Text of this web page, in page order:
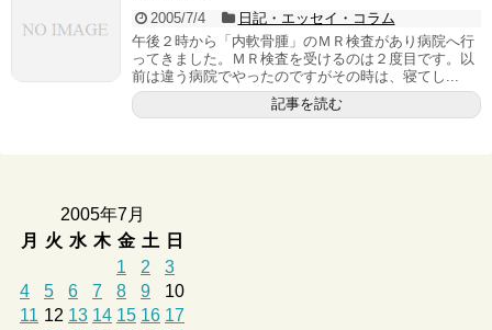
2005/7/4
日記・エッセイ・コラム
午後２時から「内軟骨腫」のＭＲ検査があり病院へ行
ってきました。ＭＲ検査を受けるのは２度目です。以
前は違う病院でやったのですがその時は、寝てし...
記事を読む
2005年7月
月
火 水 木 金 土
日
1
2
3
4
5 6 7 8 9
10
11 12 13 14 15 16 17